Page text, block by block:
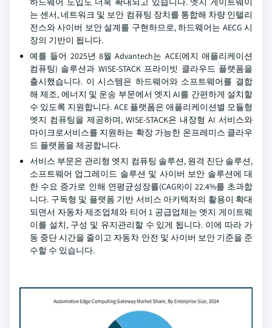
는 센서, 네트워크 및 보안 컴퓨팅 장치를 통합해 차량 인텔리
전스와 사이버 보안 설계를 구현하므로, 하드웨어는 AECG 시
장의 기반이 됩니다.
예를 들어 2025년 8월 Advantech는 ACE(에지 애플리케이션
컴퓨팅) 솔루션과 WISE-STACK 프라이빗 클라우드 플랫폼을
출시했습니다. 이 시스템은 하드웨어와 소프트웨어를 결합
해 제조, 에너지 및 운송 부문에서 엣지 AI를 간편하게 설치할
수 있도록 지원합니다. ACE 플랫폼은 애플리케이션별 모듈형
엣지 컴퓨팅을 제공하며, WISE-STACK은 내장형 AI 서비스와
마이크로서비스를 지원하는 확장 가능한 온프레미스 클라우
드 플랫폼을 제공합니다.
서비스 부문은 관리형 엣지 컴퓨팅 솔루션, 원격 진단 솔루션,
소프트웨어 업그레이드 솔루션 및 사이버 보안 솔루션에 대
한 수요 증가로 인해 연평균성장률(CAGR)이 22.4%를 초과합
니다. 구독형 및 플랫폼 기반 서비스 아키텍처의 활용이 확대
되면서 자동차 제조업체와 티어 1 공급업체는 엣지 게이트웨
이를 설치, 구성 및 유지관리할 수 있게 됩니다. 이에 따라 가
동 중단 시간을 줄이고 자동차 안전 및 사이버 보안 기준을 준
수할 수 있습니다.